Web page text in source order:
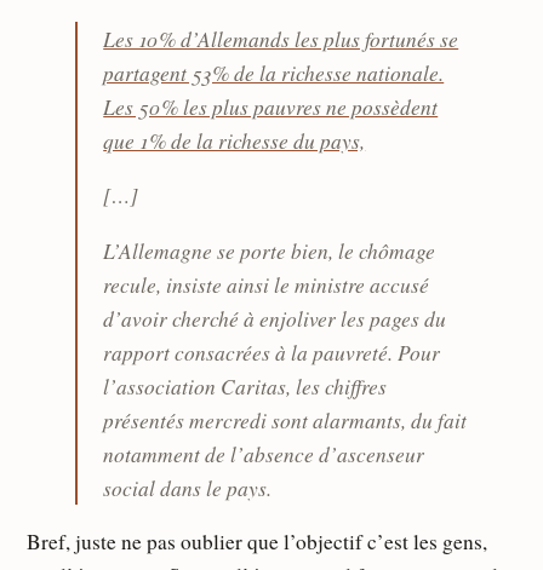
Les 10 % d’Allemands les plus fortunés se
partagent 53 % de la richesse nationale.
Les 50 % les plus pauvres ne possèdent
que 1 % de la richesse du pays,
[…]
L’Allemagne se porte bien, le chômage
recule, insiste ainsi le ministre accusé
d’avoir cherché à enjoliver les pages du
rapport consacrées à la pauvreté. Pour
l’association Caritas, les chiffres
présentés mercredi sont alarmants, du fait
notamment de l’absence d’ascenseur
social dans le pays.
Bref, juste ne pas oublier que l’objectif c’est les gens,